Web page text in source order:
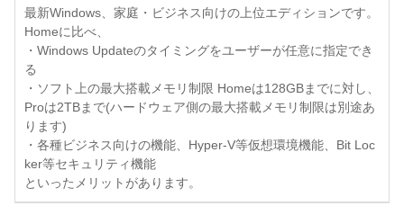
最新Windows、家庭・ビジネス向けの上位エディションです。
Homeに比べ、
・Windows Updateのタイミングをユーザーが任意に指定でき
る
・ソフト上の最大搭載メモリ制限 Homeは128GBまでに対し、
Proは2TBまで(ハードウェア側の最大搭載メモリ制限は別途あ
ります)
・各種ビジネス向けの機能、Hyper-V等仮想環境機能、Bit Loc
ker等セキュリティ機能
といったメリットがあります。